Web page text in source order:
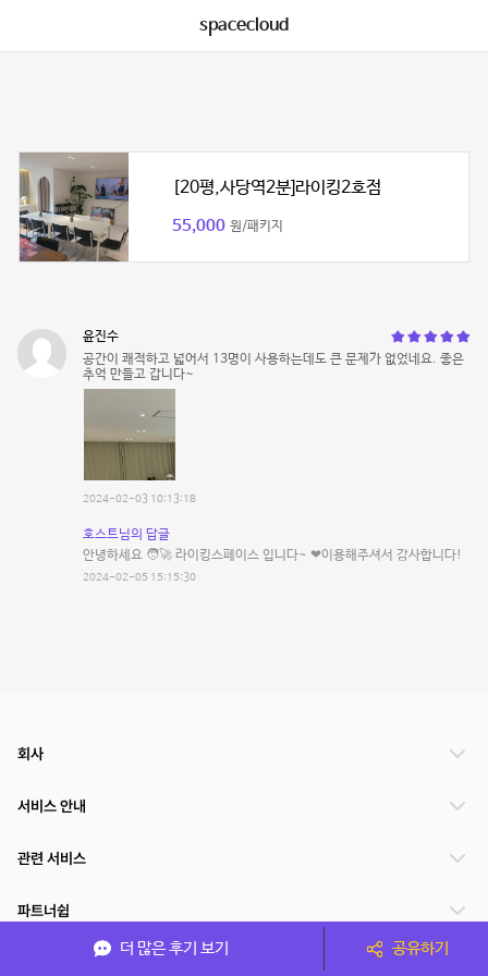
spacecloud
[20평,사당역2분]라이킹2호점
55,000 원/패키지
윤진수
공간이 쾌적하고 넓어서 13명이 사용하는데도 큰 문제가 없었네요. 좋은
추억 만들고 갑니다~
2024-02-03 10:13:18
호스트님의 답글
안녕하세요 🧑‍🚀 라이킹스페이스 입니다~ ❤이용해주셔서 감사합니다!
2024-02-05 15:15:30
더 많은 후기 보기 공유하기
회사
서비스 안내
관련 서비스
파트너쉽
서비스 제공 국가